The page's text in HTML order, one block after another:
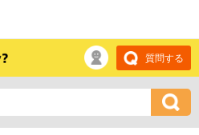
質問する